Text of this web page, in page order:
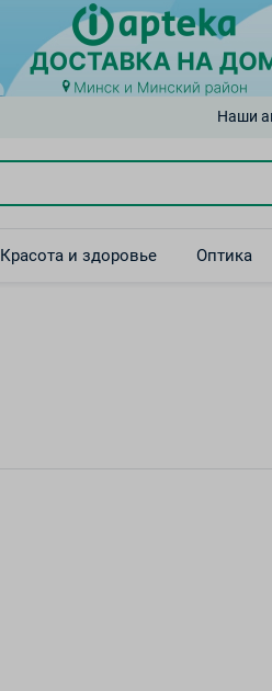
Наши
Красота и здоровье Оптика